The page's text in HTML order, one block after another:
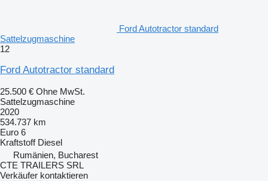
Ford Autotractor standard
Sattelzugmaschine
12
Ford Autotractor standard
25.500 € Ohne MwSt.
Sattelzugmaschine
2020
534.737 km
Euro 6
Kraftstoff Diesel
Rumänien, Bucharest
CTE TRAILERS SRL
Verkäufer kontaktieren